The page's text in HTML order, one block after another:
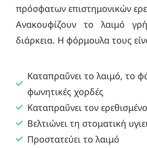
πρόσφατων επιστημονικών
Ανακουφίζουν το λαιμό
διάρκεια. Η φόρμουλα τους
Καταπραΰνει το λαιμό, το
φωνητικές χορδές
Καταπραΰνει τον
Βελτιώνει τη στοματική
Προστατεύει το λαιμό